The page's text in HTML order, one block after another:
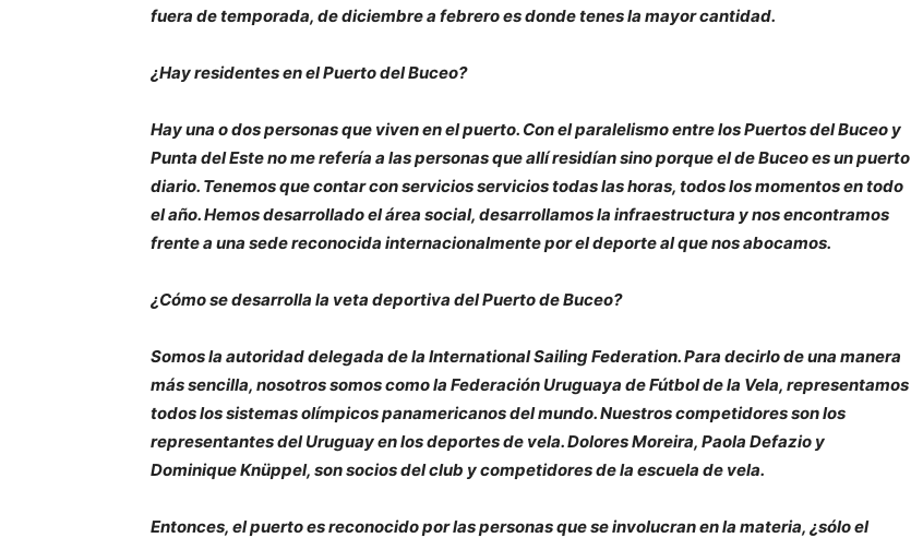
fuera de temporada, de diciembre a febrero es donde tenes la mayor cantidad.
¿Hay residentes en el Puerto del Buceo?
Hay una o dos personas que viven en el puerto. Con el paralelismo entre los Puertos del Buceo y
Punta del Este no me refería a las personas que allí residían sino porque el de Buceo es un puerto
diario. Tenemos que contar con servicios servicios todas las horas, todos los momentos en todo
el año. Hemos desarrollado el área social, desarrollamos la infraestructura y nos encontramos
frente a una sede reconocida internacionalmente por el deporte al que nos abocamos.
¿Cómo se desarrolla la veta deportiva del Puerto de Buceo?
Somos la autoridad delegada de la International Sailing Federation. Para decirlo de una manera
más sencilla, nosotros somos como la Federación Uruguaya de Fútbol de la Vela, representamos
todos los sistemas olímpicos panamericanos del mundo. Nuestros competidores son los
representantes del Uruguay en los deportes de vela. Dolores Moreira, Paola Defazio y
Dominique Knüppel, son socios del club y competidores de la escuela de vela.
Entonces, el puerto es reconocido por las personas que se involucran en la materia, ¿sólo el